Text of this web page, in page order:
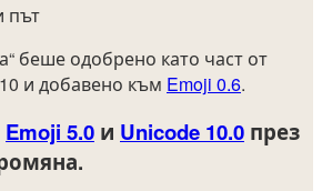
път
беше одобрено като част от
и добавено към Emoji 0.6.
Emoji 5.0 и Unicode 10.0 през